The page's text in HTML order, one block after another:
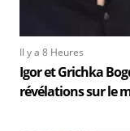
Il y a 8 Heures
Igor et Grichka
révélations sur le